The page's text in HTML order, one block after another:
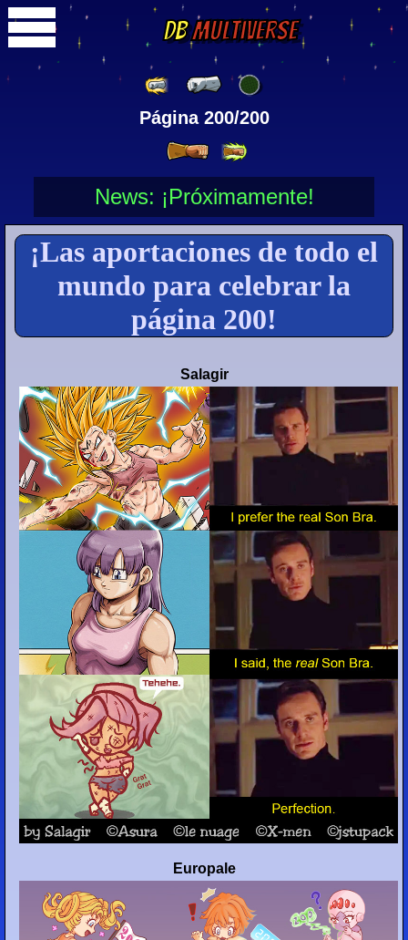
DBMultiverse
Página 200/200
News: ¡Próximamente!
¡Las aportaciones de todo el
mundo para celebrar la
página 200!
Salagir
Europale